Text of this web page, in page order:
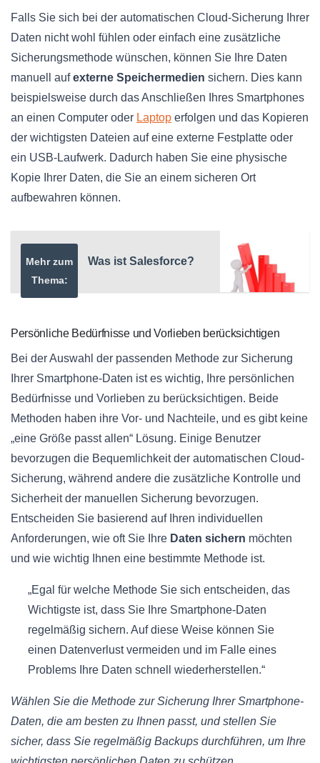
Falls Sie sich bei der automatischen Cloud-Sicherung Ihrer
Daten nicht wohl fühlen oder einfach eine zusätzliche
Sicherungsmethode wünschen, können Sie Ihre Daten
manuell aufexterne Speichermedien sichern. Dies kann
beispielsweise durch das Anschließen Ihres Smartphones
an einen Computer oder Laptop erfolgen und das Kopieren
der wichtigsten Dateien auf eine externe Festplatte oder
ein USB-Laufwerk. Dadurch haben Sie eine physische
Kopie Ihrer Daten, die Sie an einem sicheren Ort
aufbewahren können.
Mehr zum
Thema:
Was ist Salesforce?
Persönliche Bedürfnisse und Vorlieben berücksichtigen
Bei der Auswahl der passenden Methode zur Sicherung
Ihrer Smartphone-Daten ist es wichtig, Ihre persönlichen
Bedürfnisse und Vorlieben zu berücksichtigen. Beide
Methoden haben ihre Vor- und Nachteile, und es gibt keine
„eine Größe passt allen“ Lösung. Einige Benutzer
bevorzugen die Bequemlichkeit der automatischen Cloud-
Sicherung, während andere die zusätzliche Kontrolle und
Sicherheit der manuellen Sicherung bevorzugen.
Entscheiden Sie basierend auf Ihren individuellen
Anforderungen, wie oft Sie Ihre Daten sichern möchten
und wie wichtig Ihnen eine bestimmte Methode ist.
„Egal für welche Methode Sie sich entscheiden, das
Wichtigste ist, dass Sie Ihre Smartphone-Daten
regelmäßig sichern. Auf diese Weise können Sie
einen Datenverlust vermeiden und im Falle eines
Problems Ihre Daten schnell wiederherstellen.“
Wählen Sie die Methode zur Sicherung Ihrer Smartphone-
Daten, die am besten zu Ihnen passt, und stellen Sie
sicher, dass Sie regelmäßig Backups durchführen, um Ihre